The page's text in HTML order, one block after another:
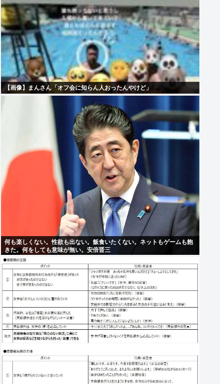
【画像】まんさん「オフ会に知らん人おったんやけど」
何も楽しくない。性欲も出ない。飯食いたくない。ネットもゲームも飽
きた。何をしても意味が無い。安倍晋三